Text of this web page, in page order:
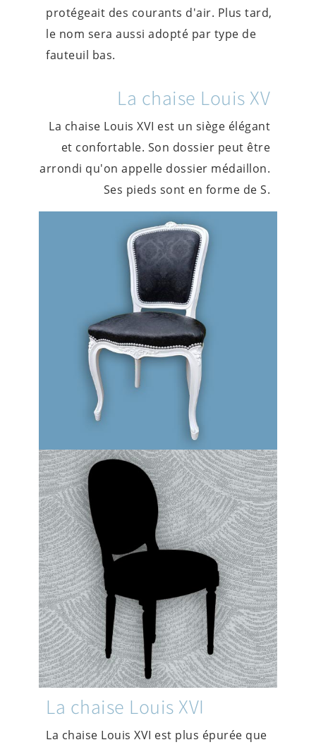
protégeait des courants d'air. Plus tard,
le nom sera aussi adopté par type de
fauteuil bas.
La chaise Louis XV
La chaise Louis XVI est un siège élégant
et confortable. Son dossier peut être
arrondi qu'on appelle dossier médaillon.
Ses pieds sont en forme de S.
La chaise Louis XVI
La chaise Louis XVI est plus épurée que